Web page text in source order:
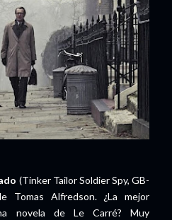
(Tinker Tailor Soldier Spy, GB-
Tomas Alfredson. ¿La mejor
novela de Le Carré? Muy